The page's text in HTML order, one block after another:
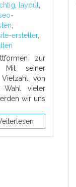
layout,
ersteller,
zur
Mit seiner
von
Wahl vieler
wir uns